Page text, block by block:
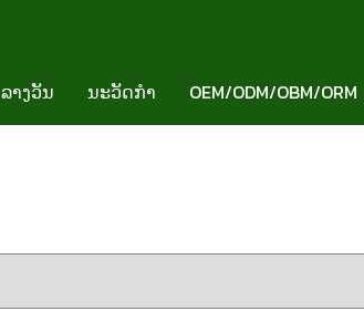
ລາງວັນ ນະວັດກຳ OEM/ODM/OBM/ORM